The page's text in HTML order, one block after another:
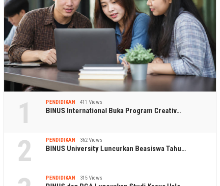
1 PENDIDIKAN 411 Views
BINUS International Buka Program Creativ…
2 PENDIDIKAN 362 Views
BINUS University Luncurkan Beasiswa Tahu…
PENDIDIKAN 315 Views